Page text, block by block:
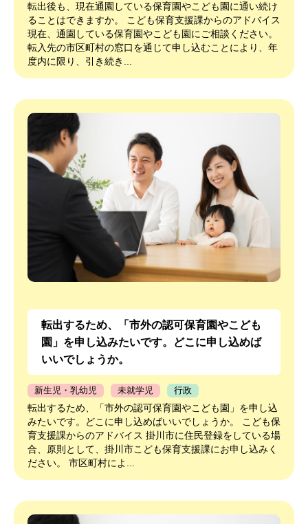
転出後も、現在通園している保育園やこども園に通い続け
ることはできますか。 こども保育支援課からのアドバイス
現在、通園している保育園やこども園にご相談ください。
転入先の市区町村の窓口を通じて申し込むことにより、年
度内に限り、引き続き...
転出するため、「市外の認可保育園やこども
園」を申し込みたいです。どこに申し込めば
いいでしょうか。
新生児・乳幼児 未就学児 行政
転出するため、「市外の認可保育園やこども園」を申し込
みたいです。どこに申し込めばいいでしょうか。 こども保
育支援課からのアドバイス 掛川市に住民登録をしている場
合、原則として、掛川市こども保育支援課にお申し込みく
ださい。 市区町村によ...